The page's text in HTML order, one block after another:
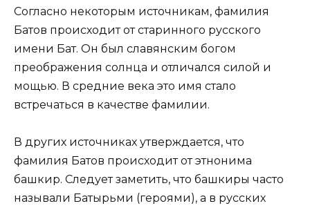
Согласно некоторым источникам, фамилия
Батов происходит от старинного русского
имени Бат. Он был славянским богом
преображения солнца и отличался силой и
мощью. В средние века это имя стало
встречаться в качестве фамилии.
В других источниках утверждается, что
фамилия Батов происходит от этнонима
башкир. Следует заметить, что башкиры часто
называли Батырьми (героями), а в русских